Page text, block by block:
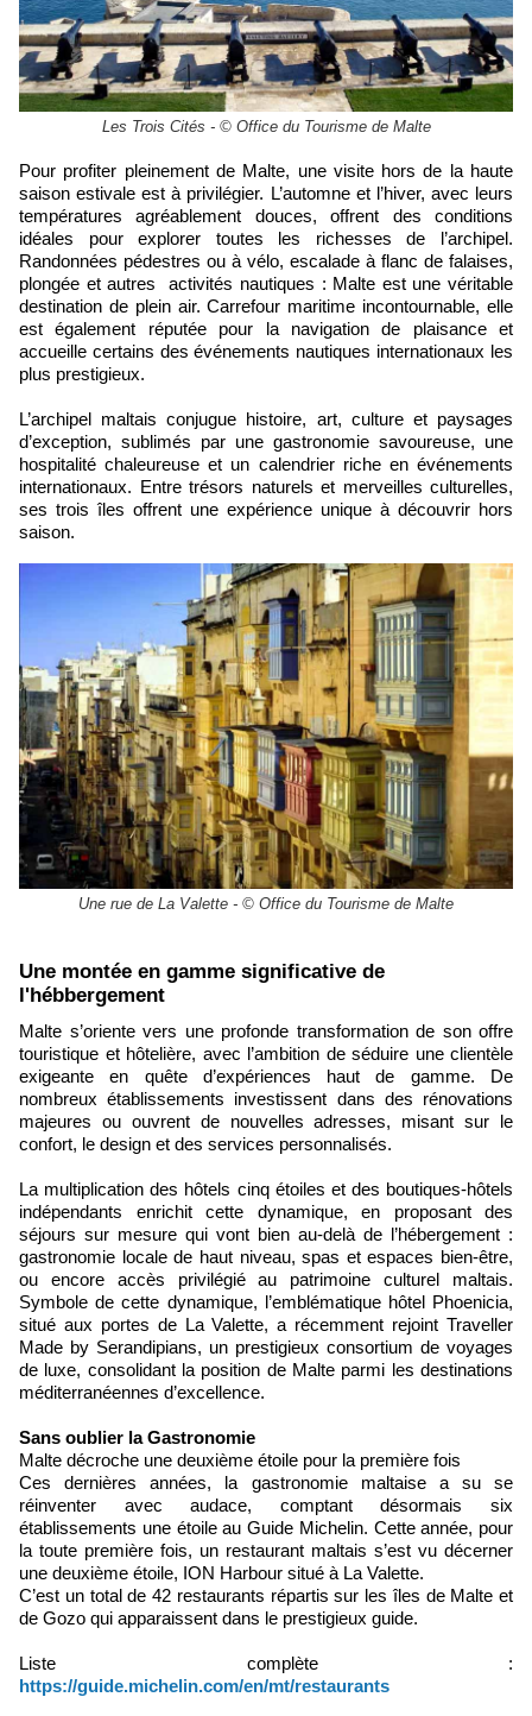
Les Trois Cités - © Office du Tourisme de Malte
Pour profiter pleinement de Malte, une visite hors de la haute
saison estivale est à privilégier. L’automne et l’hiver, avec leurs
températures agréablement douces, offrent des conditions
idéales pour explorer toutes les richesses de l’archipel.
Randonnées pédestres ou à vélo, escalade à flanc de falaises,
plongée et autres activités nautiques : Malte est une véritable
destination de plein air. Carrefour maritime incontournable, elle
est également réputée pour la navigation de plaisance et
accueille certains des événements nautiques internationaux les
plus prestigieux.
L’archipel maltais conjugue histoire, art, culture et paysages
d’exception, sublimés par une gastronomie savoureuse, une
hospitalité chaleureuse et un calendrier riche en événements
internationaux. Entre trésors naturels et merveilles culturelles,
ses trois îles offrent une expérience unique à découvrir hors
saison.
Une rue de La Valette - © Office du Tourisme de Malte
Une montée en gamme significative de
l'hébbergement
Malte s’oriente vers une profonde transformation de son offre
touristique et hôtelière, avec l’ambition de séduire une clientèle
exigeante en quête d’expériences haut de gamme. De
nombreux établissements investissent dans des rénovations
majeures ou ouvrent de nouvelles adresses, misant sur le
confort, le design et des services personnalisés.
La multiplication des hôtels cinq étoiles et des boutiques-hôtels
indépendants enrichit cette dynamique, en proposant des
séjours sur mesure qui vont bien au-delà de l’hébergement :
gastronomie locale de haut niveau, spas et espaces bien-être,
ou encore accès privilégié au patrimoine culturel maltais.
Symbole de cette dynamique, l’emblématique hôtel Phoenicia,
situé aux portes de La Valette, a récemment rejoint Traveller
Made by Serandipians, un prestigieux consortium de voyages
de luxe, consolidant la position de Malte parmi les destinations
méditerranéennes d’excellence.
Sans oublier laGastronomie
Malte décroche une deuxième étoile pour la première fois
Ces dernières années, la gastronomie maltaise a su se
réinventer avec audace, comptant désormais six
établissements une étoile au Guide Michelin. Cette année, pour
la toute première fois, un restaurant maltais s’est vu décerner
une deuxième étoile, ION Harbour situé à La Valette.
C’est un total de 42 restaurants répartis sur les îles de Malte et
de Gozo qui apparaissent dans le prestigieux guide.
Liste complète :
https://guide.michelin.com/en/mt/restaurants